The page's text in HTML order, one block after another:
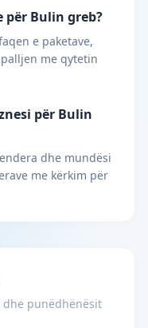
për Bulin greb?
e paketave,
me qytetin
për Bulin
dhe mundësi
me kërkim për
punëdhënësit